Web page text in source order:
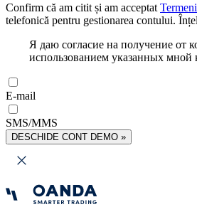
Confirm că am citit și am acceptat
telefonică pentru gestionarea contului.
Я даю согласие на получение от
использованием указанных мной
E-mail
SMS/MMS
DESCHIDE CONT DEMO »